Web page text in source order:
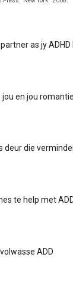
as jy ADHD
jou en jou
deur die
te help met
ADD